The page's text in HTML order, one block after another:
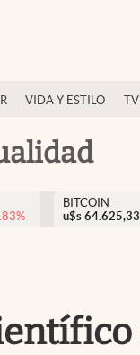
VIDA Y ESTILO TV
%
BITCOIN
u$s 64.625,33